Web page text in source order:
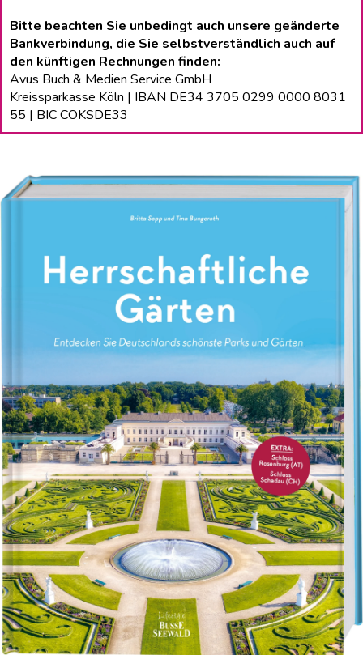
Bitte beachten Sie unbedingt auch unsere geänderte
Bankverbindung, die Sie selbstverständlich auch auf
den künftigen Rechnungen finden:
Avus Buch & Medien Service GmbH
Kreissparkasse Köln | IBAN DE34 3705 0299 0000 8031
55 | BIC COKSDE33